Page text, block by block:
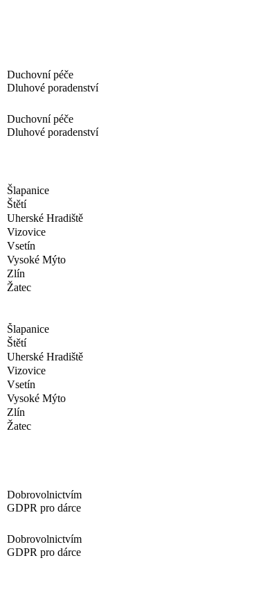
Duchovní péče
Dluhové poradenství
Duchovní péče
Dluhové poradenství
Šlapanice
Štětí
Uherské Hradiště
Vizovice
Vsetín
Vysoké Mýto
Zlín
Žatec
Šlapanice
Štětí
Uherské Hradiště
Vizovice
Vsetín
Vysoké Mýto
Zlín
Žatec
Dobrovolnictvím
GDPR pro dárce
Dobrovolnictvím
GDPR pro dárce